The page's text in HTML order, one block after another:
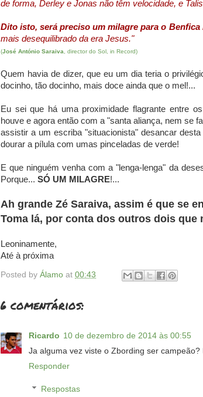
de forma, Derley e Jonas não têm velocidade, e
Dito isto, será preciso um milagre para o Benfica
mais desequilibrado da era Jesus."
(José António Saraiva , director do Sol, in Record)
Quem havia de dizer, que eu um dia teria o
docinho, tão docinho, mais doce ainda que o mel!...
Eu sei que há uma proximidade flagrante entre
houve e agora então com a "santa aliança, nem se
assistir a um escriba "situacionista" desancar
dourar a pílula com umas pinceladas de verde!
E que ninguém venha com a "lenga-lenga" da
Porque... SÓ UM MILAGRE!...
Ah grande Zé Saraiva, assim é que se
Toma lá, por conta dos outros dois que
Leoninamente,
Até à próxima
Posted by Álamo at 00:43
6 comentários:
Ricardo 10 de dezembro de 2014 às 00:55
Ja alguma vez viste o Zbording ser campeão?
Responder
Respostas